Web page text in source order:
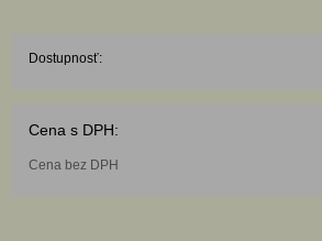
Dostupnosť:
Cena s DPH:
Cena bez DPH